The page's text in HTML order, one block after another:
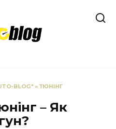
BLOG" » ТЮНІНГ
– Як